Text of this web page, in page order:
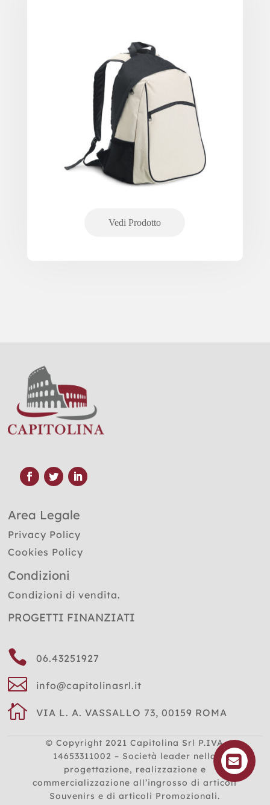
Area Legale
Privacy Policy
Cookies Policy
Condizioni
Condizioni di vendita.
PROGETTI FINANZIATI
 06.43251927
 info@capitolinasrl.it
 VIA L. A. VASSALLO 73, 00159 ROMA
© Copyright 2021Capitolina Srl P.IVA
14653311002 – Società leader nella
progettazione, realizzazione e
commercializzazione all’ingrosso di articoli
Souvenirs e di articoli Promozionali.